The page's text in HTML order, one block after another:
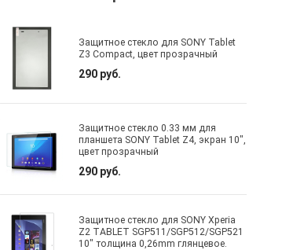
Защитное стекло для SONY Tablet
Z3 Compact, цвет прозрачный
290 руб.
Защитное стекло 0.33 мм для
планшета SONY Tablet Z4, экран 10",
цвет прозрачный
290 руб.
Защитное стекло для SONY Xperia
Z2 TABLET SGP511/SGP512/SGP521
10" толщина 0,26mm глянцевое.